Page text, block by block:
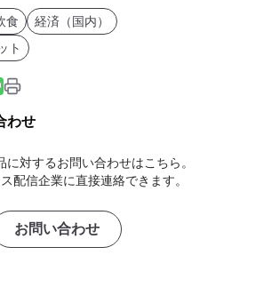
食
経済（国内）
ト
わせ
に対するお問い合わせはこちら。
配信企業に直接連絡できます。
お問い合わせ